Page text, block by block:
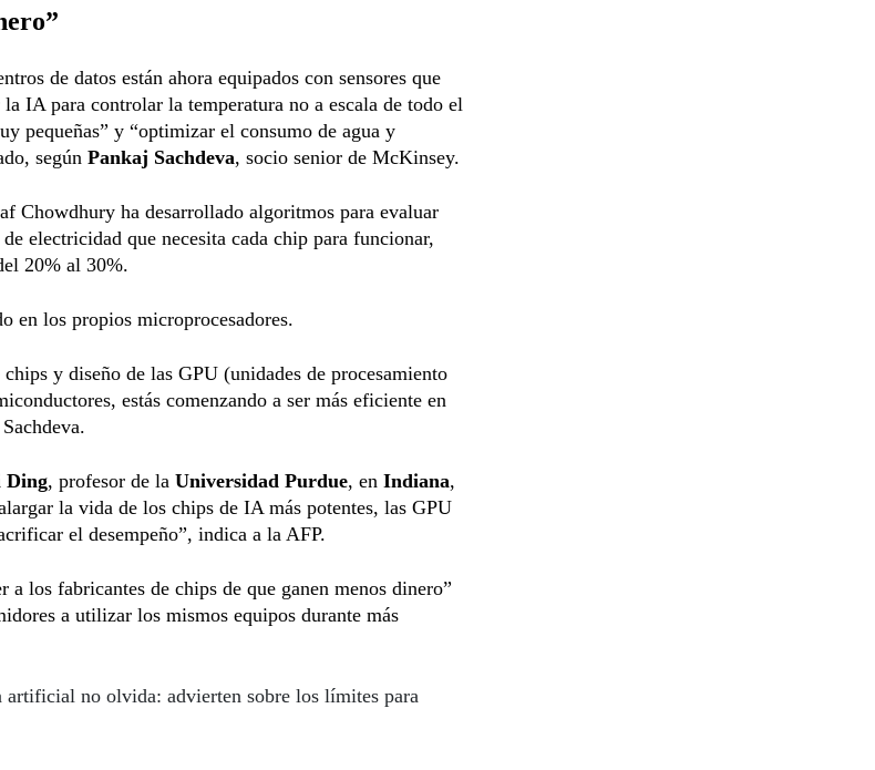
de datos están ahora equipados con sensores que
IA para controlar la temperatura no a escala de todo el
pequeñas” y “optimizar el consumo de agua y
según Pankaj Sachdeva, socio senior de McKinsey.
Chowdhury ha desarrollado algoritmos para evaluar
electricidad que necesita cada chip para funcionar,
20% al 30%.
en los propios microprocesadores.
y diseño de las GPU (unidades de procesamiento
estás comenzando a ser más eficiente en
Ding, profesor de la Universidad Purdue, en Indiana,
la vida de los chips de IA más potentes, las GPU
el desempeño”, indica a la AFP.
los fabricantes de chips de que ganen menos dinero”
a utilizar los mismos equipos durante más
artificial no olvida: advierten sobre los límites para